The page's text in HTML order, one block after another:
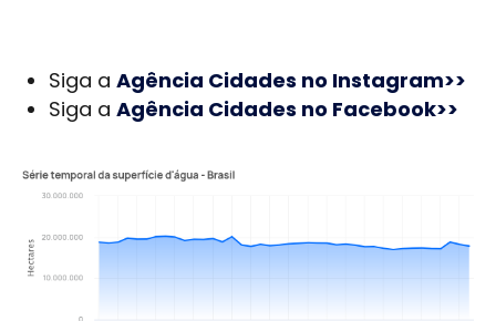
Siga a Agência Cidades no Instagram>>
Siga a Agência Cidades no Facebook>>